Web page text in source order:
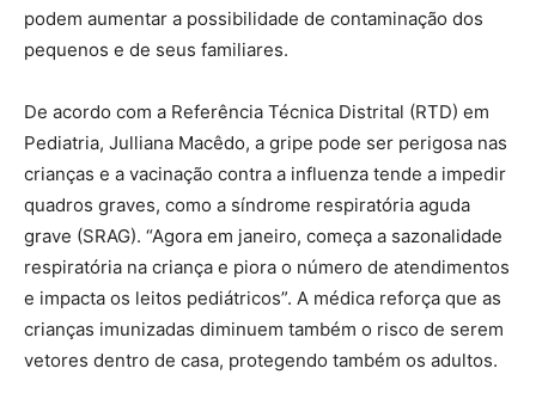
podem aumentar a possibilidade de contaminação dos
pequenos e de seus familiares.
De acordo com a Referência Técnica Distrital (RTD) em
Pediatria, Julliana Macêdo, a gripe pode ser perigosa nas
crianças e a vacinação contra a influenza tende a impedir
quadros graves, como a síndrome respiratória aguda
grave (SRAG). “Agora em janeiro, começa a sazonalidade
respiratória na criança e piora o número de atendimentos
e impacta os leitos pediátricos”. A médica reforça que as
crianças imunizadas diminuem também o risco de serem
vetores dentro de casa, protegendo também os adultos.